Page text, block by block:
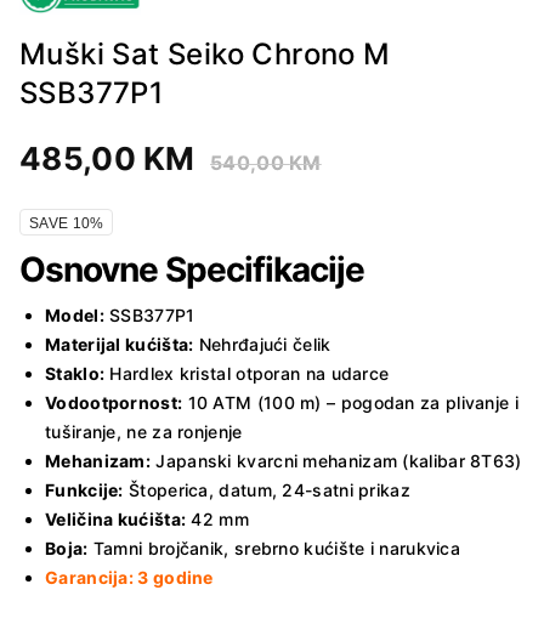
Muški Sat Seiko Chrono M
SSB377P1
485,00 KM 540,00KM
SAVE 10%
Osnovne Specifikacije
Model:SSB377P1
Materijal kućišta: Nehrđajući čelik
Staklo: Hardlex kristal otporan na udarce
Vodootpornost: 10 ATM (100 m) – pogodan za plivanje i
tuširanje, ne za ronjenje
Mehanizam: Japanski kvarcni mehanizam (kalibar 8T63)
Funkcije: Štoperica, datum, 24-satni prikaz
Veličina kućišta: 42 mm
Boja: Tamni brojčanik, srebrno kućište i narukvica
Garancija: 3 godine